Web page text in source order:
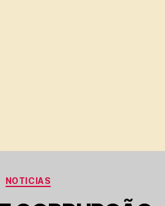
Categorias
NOTICIAS